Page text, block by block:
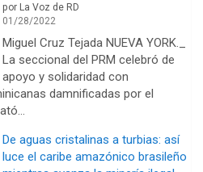
por La Voz de RD
01/28/2022
Miguel Cruz Tejada NUEVA YORK._
La seccional del PRM celebró de
apoyo y solidaridad con
damnificadas por el
De aguas cristalinas a turbias: así
luce el caribe amazónico brasileño